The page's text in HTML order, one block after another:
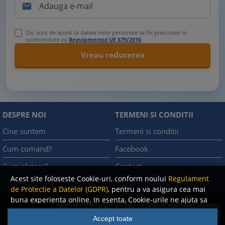
Acest site foloseste Cookie-uri, conform noului Regulament
de Protectie a Datelor (GDPR), pentru a va asigura cea mai
buna experienta online. In esenta, Cookie-urile ne ajuta sa
imbunatatim continutul de pe site, oferindu-va dvs.,
cititorul, o experienta online personalizata si mult mai
Accept toate

Da, sunt de acord ca datele mele personale sa fie prelucrate in
conformitate cu Regulamentul UE 679/2016
DESPRE NOI
Cine suntem
Cum comand?
Cum platesc?
Cum returnez
TERMENI SI CONDITII
Termeni si conditii
Facebook
Contact
Politica de confidentialitate
©